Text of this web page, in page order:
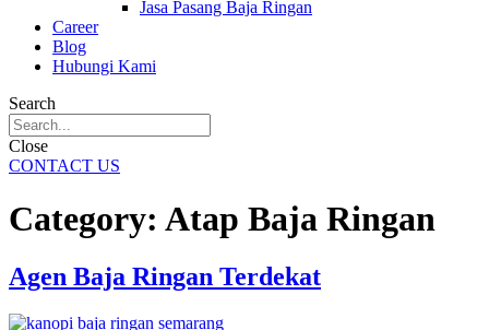
Jasa Pasang Baja Ringan
Career
Blog
Hubungi Kami
Search
Close
CONTACT US
Category: Atap Baja Ringan
Agen Baja Ringan Terdekat